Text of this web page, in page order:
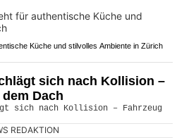
Küche und stilvolles Ambiente in Zürich
sich nach Kollision –
Dach
REDAKTION